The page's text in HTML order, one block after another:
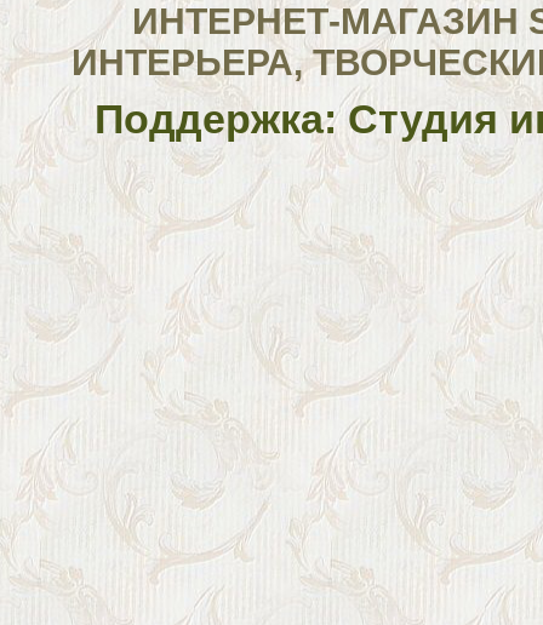
ИНТЕРНЕТ-МАГАЗИН
ИНТЕРЬЕРА,
Поддержка: Студия